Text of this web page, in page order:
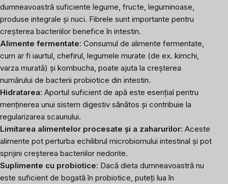
dumneavoastră suficiente legume, fructe, leguminoase,
produse integrale și nuci. Fibrele sunt importante pentru
creșterea bacteriilor benefice în intestin.
Alimente fermentate: Consumul de alimente fermentate,
cum ar fi iaurtul, chefirul, legumele murate (de ex. kimchi,
varza murată) și kombucha, poate ajuta la creșterea
numărului de bacterii probiotice din intestin.
Hidratarea: Aportul suficient de apă este esențial pentru
menținerea unui sistem digestiv sănătos și contribuie la
regularizarea scaunului.
Limitarea alimentelor procesate și a zaharurilor: Aceste
alimente pot perturba echilibrul microbiomului intestinal și pot
sprijini creșterea bacteriilor nedorite.
Suplimente cu probiotice: Dacă dieta dumneavoastră nu
este suficient de bogată în probiotice, puteți lua în